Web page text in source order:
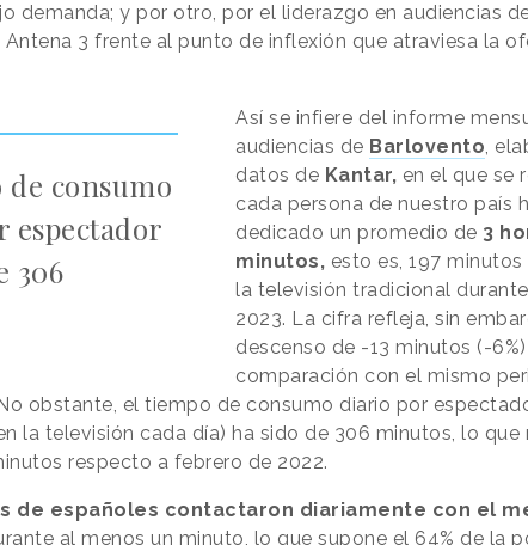
demanda; y por otro, por el liderazgo en audiencias
3 frente al punto de inflexión que atraviesa la
consumo
espectador
306
Así se infiere del informe
audiencias de Barlovento,
datos de Kantar, en el que se
cada persona de nuestro país
dedicado un promedio de 3
minutos, esto es, 197
la televisión tradicional
2023. La cifra refleja, sin
descenso de -13 minutos (-
comparación con el mismo
obstante, el tiempo de consumo diario por
la televisión cada día) ha sido de 306 minutos, lo que
respecto a febrero de 2022.
de españoles contactaron diariamente con el
al menos un minuto, lo que supone el 64% de la